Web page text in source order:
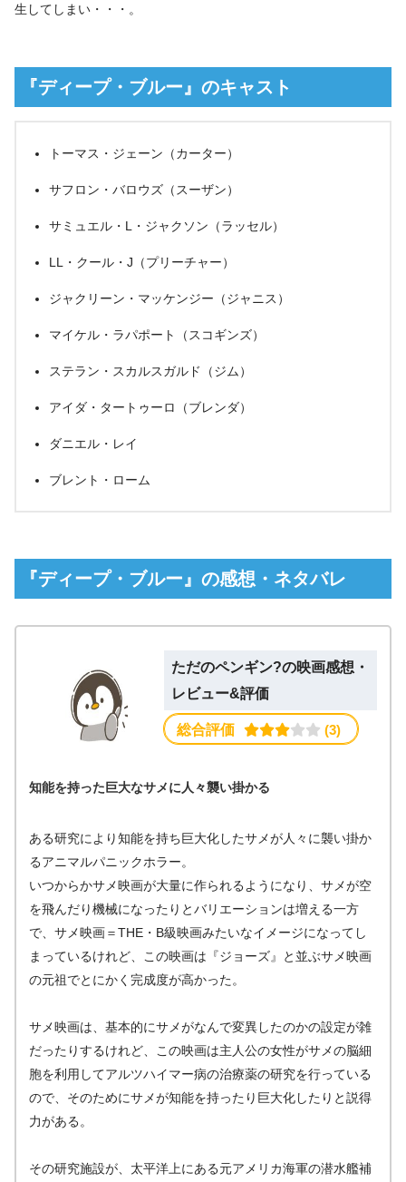
生してしまい・・・。
『ディープ・ブルー』のキャスト
トーマス・ジェーン（カーター）
サフロン・バロウズ（スーザン）
サミュエル・L・ジャクソン（ラッセル）
LL・クール・J（プリーチャー）
ジャクリーン・マッケンジー（ジャニス）
マイケル・ラパポート（スコギンズ）
ステラン・スカルスガルド（ジム）
アイダ・タートゥーロ（ブレンダ）
ダニエル・レイ
ブレント・ローム
『ディープ・ブルー』の感想・ネタバレ
ただのペンギン?の映画感想・
レビュー&評価
総合評価 (3)
知能を持った巨大なサメに人々襲い掛かる
ある研究により知能を持ち巨大化したサメが人々に襲い掛か
るアニマルパニックホラー。
いつからかサメ映画が大量に作られるようになり、サメが空
を飛んだり機械になったりとバリエーションは増える一方
で、サメ映画＝THE・B級映画みたいなイメージになってし
まっているけれど、この映画は『ジョーズ』と並ぶサメ映画
の元祖でとにかく完成度が高かった。
サメ映画は、基本的にサメがなんで変異したのかの設定が雑
だったりするけれど、この映画は主人公の女性がサメの脳細
胞を利用してアルツハイマー病の治療薬の研究を行っている
ので、そのためにサメが知能を持ったり巨大化したりと説得
力がある。
その研究施設が、太平洋上にある元アメリカ海軍の潜水艦補